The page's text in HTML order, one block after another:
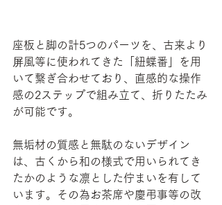
座板と脚の計5つのパーツを、古来より
屏風等に使われてきた「紐蝶番」を用
いて繋ぎ合わせており、直感的な操作
感の2ステップで組み立て、折りたたみ
が可能です。
無垢材の質感と無駄のないデザイン
は、古くから和の様式で用いられてき
たかのような凛とした佇まいを有して
います。その為お茶席や慶弔事等の改